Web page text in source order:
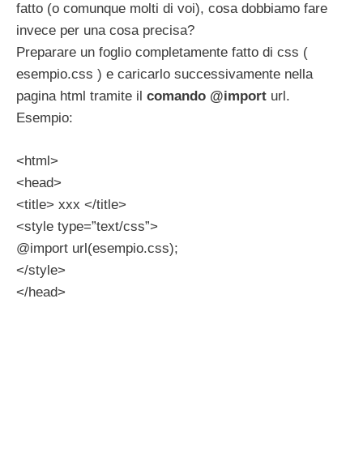
fatto (o comunque molti di voi), cosa dobbiamo fare
invece per una cosa precisa?
Preparare un foglio completamente fatto di css (
esempio.css ) e caricarlo successivamente nella
pagina html tramite il comando @import url.
Esempio:
<html>
<head>
<title> xxx </title>
<style type=”text/css”>
@import url(esempio.css);
</style>
</head>